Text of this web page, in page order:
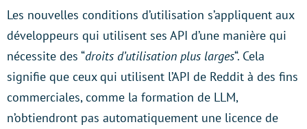
Les nouvelles conditions d’utilisation s’appliquent aux
développeurs qui utilisent ses API d’une manière qui
nécessite des “droits d’utilisation plus larges“. Cela
signifie que ceux qui utilisent l’API de Reddit à des fins
commerciales, comme la formation de LLM,
n’obtiendront pas automatiquement une licence de